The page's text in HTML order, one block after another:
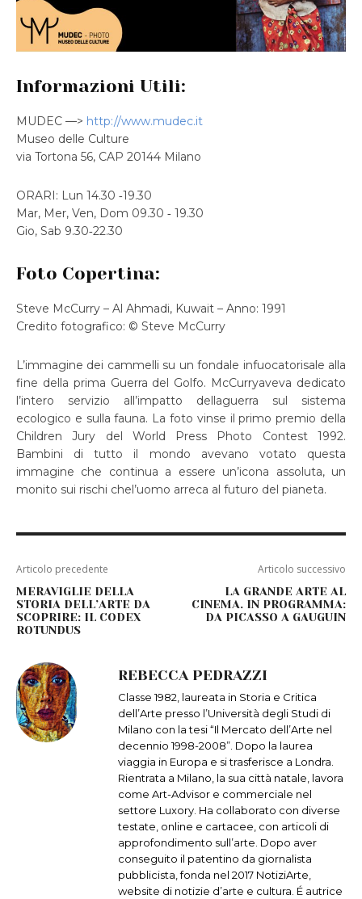
Informazioni Utili:
MUDEC —> http://www.mudec.it
Museo delle Culture
via Tortona 56, CAP 20144 Milano
ORARI: Lun 14.30 ‐19.30
Mar, Mer, Ven, Dom 09.30 ‐ 19.30
Gio, Sab 9.30‐22.30
Foto Copertina:
Steve McCurry – Al Ahmadi, Kuwait – Anno: 1991
Credito fotografico: © Steve McCurry
L’immagine dei cammelli su un fondale infuocatorisale alla
fine della prima Guerra del Golfo. McCurryaveva dedicato
l’intero servizio all’impatto dellaguerra sul sistema
ecologico e sulla fauna. La foto vinse il primo premio della
Children Jury del World Press Photo Contest 1992.
Bambini di tutto il mondo avevano votato questa
immagine che continua a essere un’icona assoluta, un
monito sui rischi chel’uomo arreca al futuro del pianeta.
Articolo precedente
MERAVIGLIE DELLA
STORIA DELL’ARTE DA
SCOPRIRE: IL CODEX
ROTUNDUS
Articolo successivo
LA GRANDE ARTE AL
CINEMA. IN PROGRAMMA:
DA PICASSO A GAUGUIN
REBECCA PEDRAZZI
Classe 1982, laureata in Storia e Critica
dell’Arte presso l’Università degli Studi di
Milano con la tesi “Il Mercato dell’Arte nel
decennio 1998-2008”. Dopo la laurea
viaggia in Europa e si trasferisce a Londra.
Rientrata a Milano, la sua città natale, lavora
come Art-Advisor e commerciale nel
settore Luxory. Ha collaborato con diverse
testate, online e cartacee, con articoli di
approfondimento sull’arte. Dopo aver
conseguito il patentino da giornalista
pubblicista, fonda nel 2017 NotiziArte,
website di notizie d’arte e cultura. É autrice